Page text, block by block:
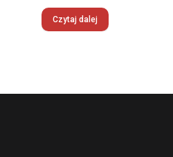
Czytaj dalej